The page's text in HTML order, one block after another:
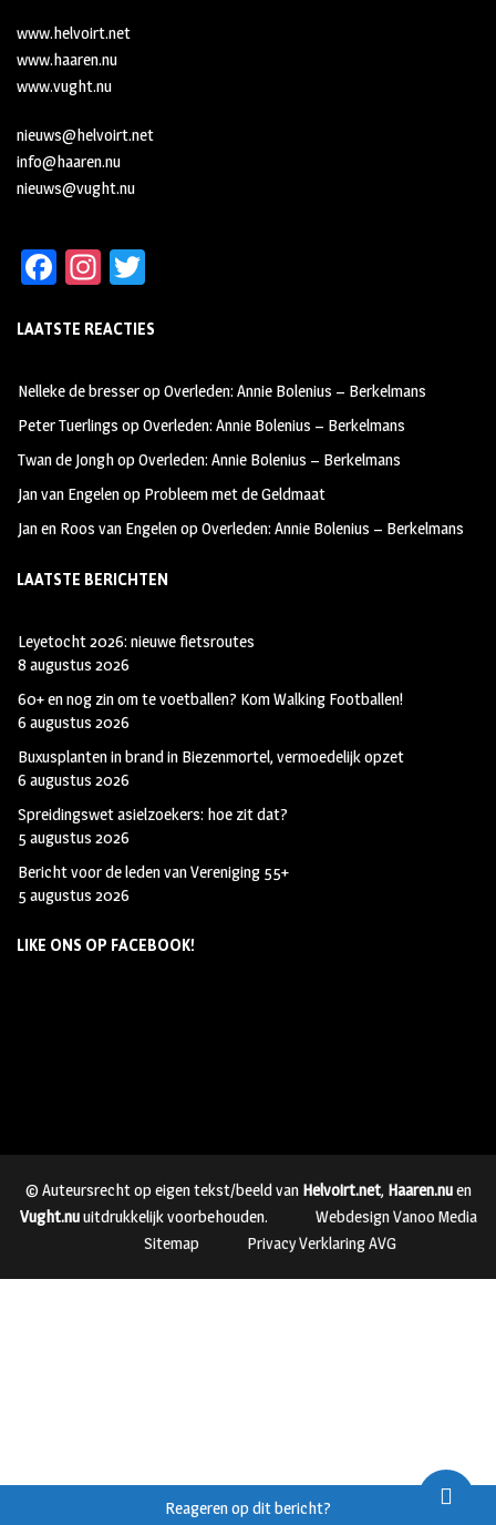
www.helvoirt.net
www.haaren.nu
www.vught.nu
nieuws@helvoirt.net
info@haaren.nu
nieuws@vught.nu
Fa
b
oo
k
In
ag
m
tt
LAATSTE REACTIES
Nelleke de bresseropOverleden: Annie Bolenius – Berkelmans
Peter Tuerlings opOverleden: Annie Bolenius – Berkelmans
Twan de JonghopOverleden: Annie Bolenius – Berkelmans
Jan van Engelenop Probleem met de Geldmaat
Jan en Roos van EngelenopOverleden: Annie Bolenius – Berkelmans
LAATSTE BERICHTEN
Leyetocht 2026: nieuwe fietsroutes
8 augustus 2026
60+ en nog zin om te voetballen? Kom Walking Footballen!
6 augustus 2026
Buxusplanten in brand in Biezenmortel, vermoedelijk opzet
6 augustus 2026
Spreidingswet asielzoekers: hoe zit dat?
5 augustus 2026
Bericht voor de leden van Vereniging 55+
5 augustus 2026
LIKE ONS OP FACEBOOK!
Reageren op dit bericht?
© Auteursrecht op eigen tekst/beeld van Helvoirt.net, Haaren.nuen
Vught.nuuitdrukkelijk voorbehouden.
Webdesign Vanoo Media
Sitemap
Privacy Verklaring AVG